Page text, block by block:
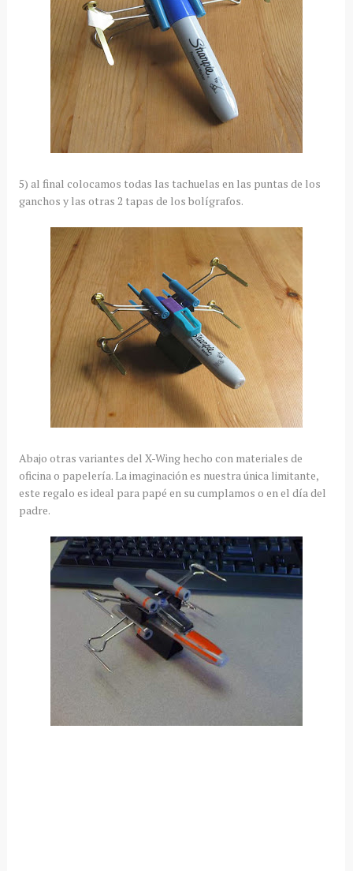
5) al final colocamos todas las tachuelas en las puntas de los
ganchos y las otras 2 tapas de los bolígrafos.
Abajo otras variantes del X-Wing hecho con materiales de
oficina o papelería. La imaginación es nuestra única limitante,
este regalo es ideal para papé en su cumplamos o en el día del
padre.